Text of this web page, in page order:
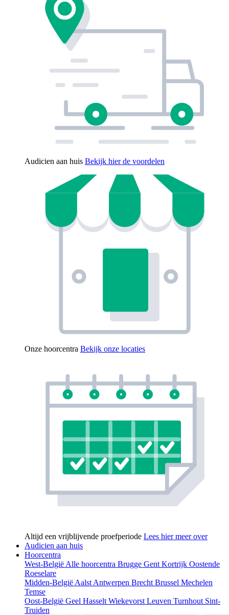
Audicien aan huis Bekijk hier de voordelen
Onze hoorcentra Bekijk onze locaties
Altijd een vrijblijvende proefperiode Lees hier meer over
Audicien aan huis
Hoorcentra
West-België Alle hoorcentra Brugge Gent Kortrijk Oostende
Roeselare
Midden-België Aalst Antwerpen Brecht Brussel Mechelen
Temse
Oost-België Geel Hasselt Wiekevorst Leuven Turnhout Sint-
Truiden